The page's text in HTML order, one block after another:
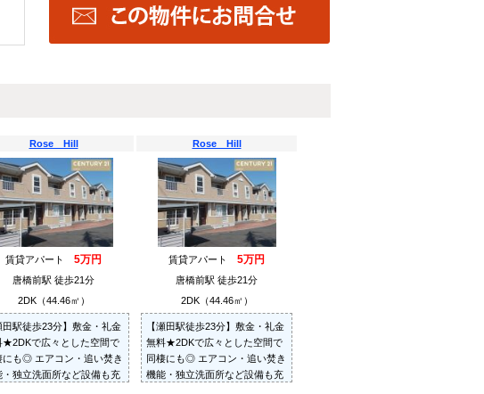
Rose Hill
賃貸アパート 5万円
唐橋前駅 徒歩21分
2DK（44.46㎡）
田駅徒歩23分】敷金・礼金
★2DKで広々とした空間で
にも◎ エアコン・追い焚き
・独立洗面所など設備も充
Rose Hill
賃貸アパート 5万円
唐橋前駅 徒歩21分
2DK（44.46㎡）
【瀬田駅徒歩23分】敷金・礼金
無料★2DKで広々とした空間で
同棲にも◎ エアコン・追い焚き
機能・独立洗面所など設備も充